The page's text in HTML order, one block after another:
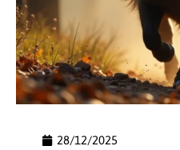
28/12/2025